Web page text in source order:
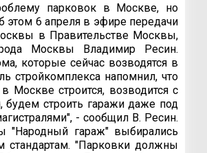
парковок в Москве, но
6 апреля в эфире передачи
в Правительстве Москвы,
Москвы Владимир Ресин.
которые сейчас возводятся в
стройкомплекса напомнил, что
Москве строится, возводится с
будем строить гаражи даже под
- сообщил В. Ресин.
"Народный гараж" выбирались
стандартам. "Парковки должны